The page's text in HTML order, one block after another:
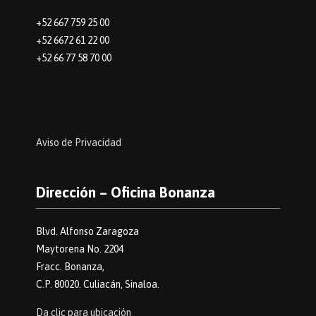
+52 667 759 25 00
+52 6672 61 22 00
+52 66 77 58 70 00
Aviso de Privacidad
Dirección – Oficina Bonanza
Blvd. Alfonso Zaragoza
Maytorena No. 2204
Fracc. Bonanza,
C.P. 80020. Culiacán, Sinaloa.
Da clic para ubicación